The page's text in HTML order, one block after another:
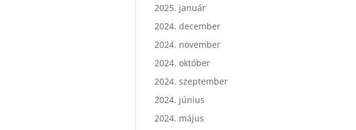
2025. január
2024. december
2024. november
2024. október
2024. szeptember
2024. június
2024. május